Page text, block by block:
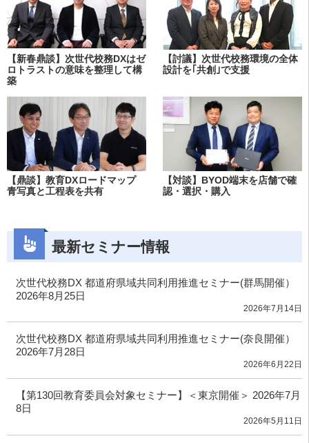
【新春鼎談】次世代校務DXはゼ
ロトラストの意味を整理して構
築
【討議】次世代校務環境の全体
設計を｢共創｣で支援
【鼎談】教育DXロードマップ
青写真と工程表を共有
【対談】BYOD端末を店舗で確
認・選択・購入
最新セミナー情報
次世代校務DX 都道府県域共同利用推進セミナー(群馬開催）
2026年8月25日
2026年7月14日
次世代校務DX 都道府県域共同利用推進セミナー(奈良開催）
2026年7月28日
2026年6月22日
【第130回教育委員会対象セミナー】＜東京開催＞ 2026年7月
8日
2026年5月11日